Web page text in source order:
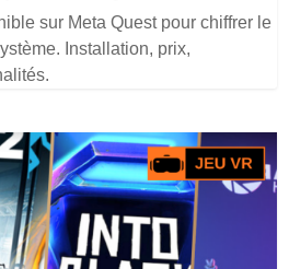
sur Meta Quest pour chiffrer le
Installation, prix,